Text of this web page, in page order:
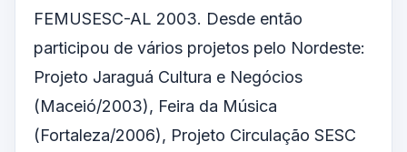
FEMUSESC-AL 2003. Desde então
participou de vários projetos pelo Nordeste:
Projeto Jaraguá Cultura e Negócios
(Maceió/2003), Feira da Música
(Fortaleza/2006), Projeto Circulação SESC